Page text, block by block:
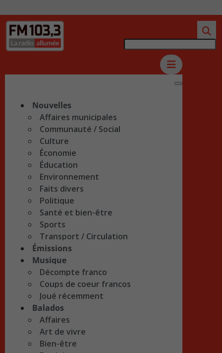
Nouvelles
Affaires municipales
Communauté / Social
Culture
Économie
Éducation
Environnement
Faits divers
Politique
Santé et bien-être
Sports
Transport / Circulation
Émissions
Musique
Décompte franco
Coups de coeur francos
Joué récemment
Balados
Affaires
Art de vivre
Bien-être